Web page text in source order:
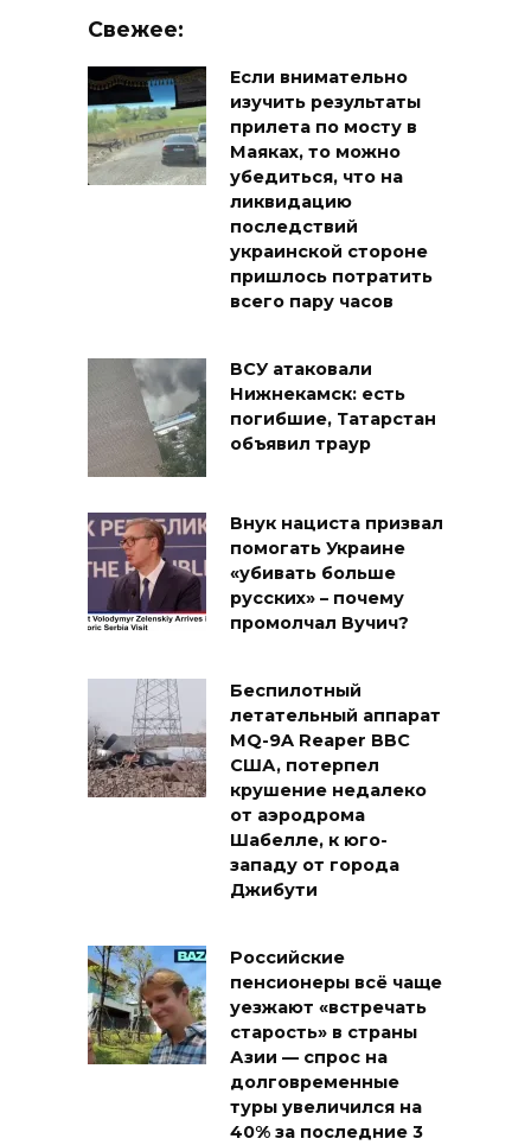
Свежее:
Если внимательно
изучить результаты
прилета по мосту в
Маяках, то можно
убедиться, что на
ликвидацию
последствий
украинской стороне
пришлось потратить
всего пару часов
ВСУ атаковали
Нижнекамск: есть
погибшие, Татарстан
объявил траур
Внук нациста призвал
помогать Украине
«убивать больше
русских» – почему
промолчал Вучич?
Беспилотный
летательный аппарат
MQ-9A Reaper ВВС
США, потерпел
крушение недалеко
от аэродрома
Шабелле, к юго-
западу от города
Джибути
Российские
пенсионеры всё чаще
уезжают «встречать
старость» в страны
Азии — спрос на
долговременные
туры увеличился на
40% за последние 3